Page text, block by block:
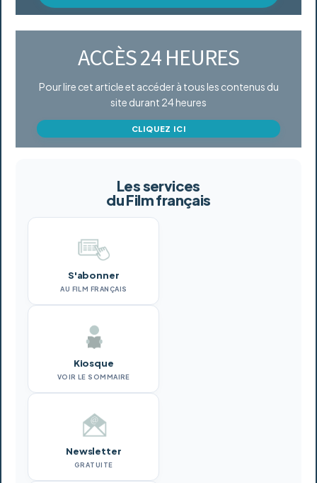
ACCÈS 24 HEURES
Pour lire cet article et accéder à tous les contenus du
site durant 24 heures
CLIQUEZ ICI
Les services
du Film français
S'abonner
AU FILM FRANÇAIS
Kiosque
VOIR LE SOMMAIRE
Newsletter
GRATUITE